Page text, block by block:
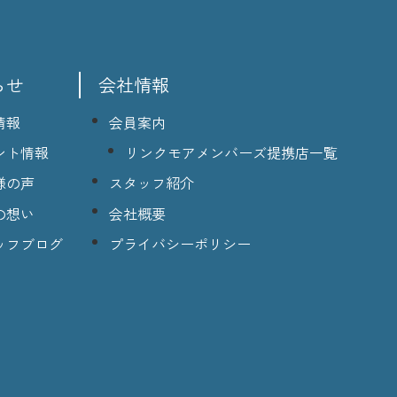
せ
報
ト情報
の声
想い
フブログ
会社情報
会員案内
リンクモアメンバーズ提携店一覧
スタッフ紹介
会社概要
プライバシーポリシー